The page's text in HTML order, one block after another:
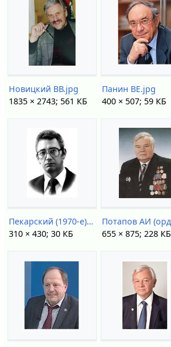
Новицкий ВВ.jpg
1835 × 2743; 561 КБ
Панин ВЕ.jpg
400 × 507; 59 КБ
Пекарский (1970-е).jpg
310 × 430; 30 КБ
655 × 875; 228 КБ